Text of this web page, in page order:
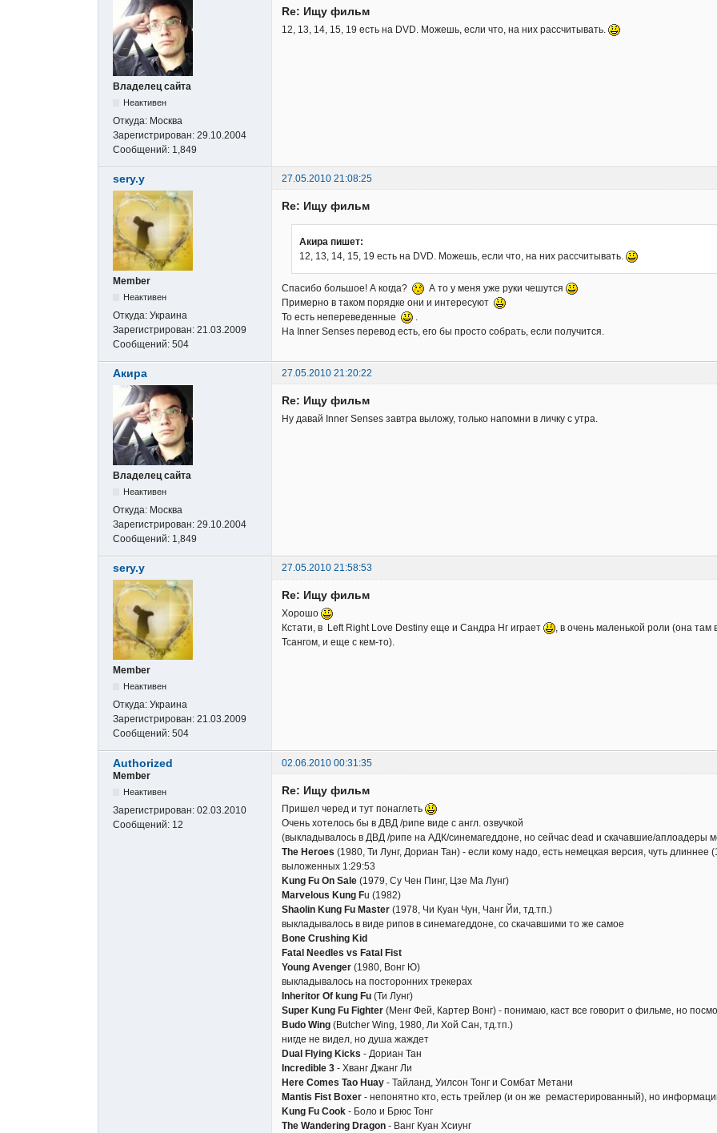
Владелец сайта
Неактивен
Откуда: Москва
Зарегистрирован: 29.10.2004
Сообщений: 1,849
Re: Ищу фильм
12, 13, 14, 15, 19 есть на DVD. Можешь, если что, на них рассчитывать.
sery.y 27.05.2010 21:08:25
Member
Неактивен
Откуда: Украина
Зарегистрирован: 21.03.2009
Сообщений: 504
Re: Ищу фильм
Акира пишет:
12, 13, 14, 15, 19 есть на DVD. Можешь, если что, на них рассчитывать.
Спасибо большое! А когда?
А то у меня уже руки чешутся
Примерно в таком порядке они и интересуют
То есть непереведенные
.
На Inner Senses перевод есть, его бы просто собрать, если получится.
Акира 27.05.2010 21:20:22
Владелец сайта
Неактивен
Откуда: Москва
Зарегистрирован: 29.10.2004
Сообщений: 1,849
Re: Ищу фильм
Ну давай Inner Senses завтра выложу, только напомни в личку с утра.
sery.y 27.05.2010 21:58:53
Member
Неактивен
Откуда: Украина
Зарегистрирован: 21.03.2009
Сообщений: 504
Re: Ищу фильм
Хорошо
Кстати, в Left Right Love Destiny еще и Сандра Нг играет
, в очень маленькой роли (она там
Тсангом, и еще с кем-то).
Authorized
02.06.2010 00:31:35
Member
Неактивен
Зарегистрирован: 02.03.2010
Сообщений: 12
Re: Ищу фильм
Пришел черед и тут понаглеть
Очень хотелось бы в ДВД /рипе виде с англ. озвучкой
(выкладывалось в ДВД /рипе на АДК/синемагеддоне, но сейчас dead и скачавшие/
The Heroes (1980, Ти Лунг, Дориан Тан) - если кому надо, есть немецкая версия, чуть
выложенных 1:29:53
Kung Fu On Sale (1979, Су Чен Пинг, Цзе Ма Лунг)
Marvelous Kung Fu (1982)
Shaolin Kung Fu Master (1978, Чи Куан Чун, Чанг Йи, тд.тп.)
выкладывалось в виде рипов в синемагеддоне, со скачавшими то же самое
Bone Crushing Kid
Fatal Needles vs Fatal Fist
Young Avenger (1980, Вонг Ю)
выкладывалось на посторонних трекерах
Inheritor Of kung Fu (Ти Лунг)
Super Kung Fu Fighter (Менг Фей, Картер Вонг) - понимаю, каст все говорит о фильме, но
Budo Wing (Butcher Wing, 1980, Ли Хой Сан, тд.тп.)
нигде не видел, но душа жаждет
Dual Flying Kicks - Дориан Тан
Incredible 3 - Хванг Джанг Ли
Here Comes Tao Huay - Тайланд, Уилсон Тонг и Сомбат Метани
Mantis Fist Boxer - непонятно кто, есть трейлер (и он же ремастерированный), но
Kung Fu Cook - Боло и Брюс Тонг
The Wandering Dragon - Ванг Куан Хсиунг